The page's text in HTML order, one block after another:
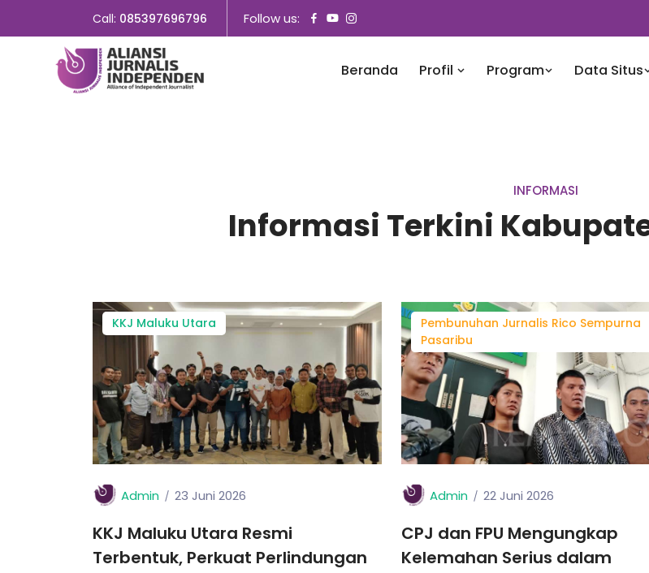
Call: 085397696796 Follow us:
Beranda Profil Program Data Situs
INFORMASI
Informasi Terkini
KKJ Maluku Utara
Admin 23 Juni 2026
KKJ Maluku Utara Resmi
Terbentuk, Perkuat Perlindungan
Pembunuhan Jurnalis Rico Sempurna
Pasaribu
Admin 22 Juni 2026
CPJ dan FPU Mengungkap
Kelemahan Serius dalam